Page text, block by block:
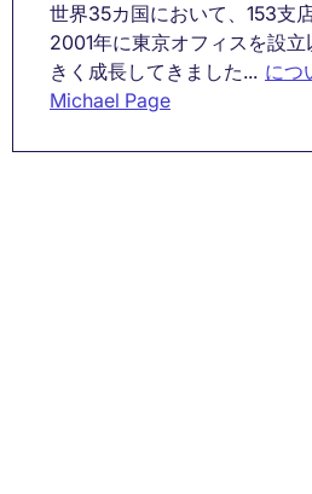
世界35カ国において、153支
2001年に東京オフィスを設
きく成長してきました... につ
Michael Page